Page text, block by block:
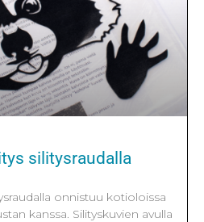
silitysraudalla
onnistuu kotioloissa
kanssa. Silityskuvien avulla